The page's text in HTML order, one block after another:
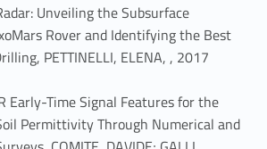
Unveiling the Subsurface
Rover and Identifying the Best
PETTINELLI, ELENA, , 2017
Early-Time Signal Features for the
Permittivity Through Numerical and